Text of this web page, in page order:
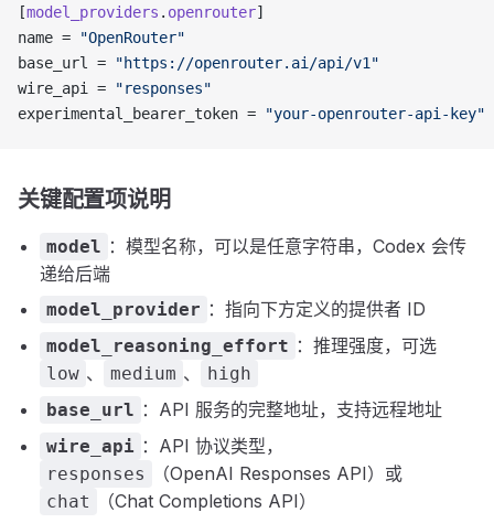
[model_providers . openrouter]
name =
"OpenRouter"
base_url =
"https://openrouter.ai/api/v1"
wire_api =
"responses"
experimental_bearer_token =
"your-openrouter-api-key"
关键配置项说明
model ：模型名称，可以是任意字符串，Codex 会传
递给后端
model_provider ：指向下方定义的提供者 ID
model_reasoning_effort ：推理强度，可选
low 、 medium 、
high
base_url ：API 服务的完整地址，支持远程地址
wire_api ：API 协议类型，
responses （OpenAI Responses API）或
chat （Chat Completions API）